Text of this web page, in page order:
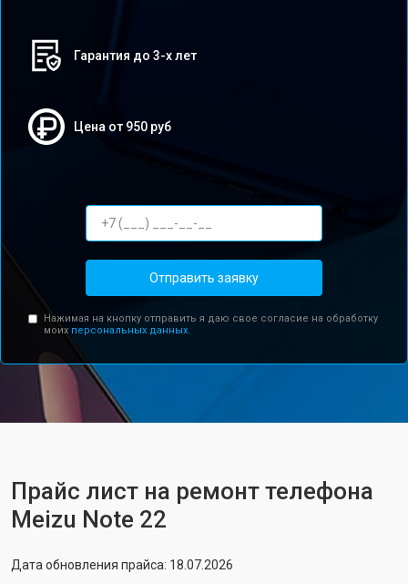
Гарантия до 3-х лет
Цена от 950 руб
Отправить заявку
Нажимая на кнопку отправить я даю свое согласие на обработку
моих персональных данных.
Прайс лист на ремонт телефона
Meizu Note 22
Дата обновления прайса: 18.07.2026